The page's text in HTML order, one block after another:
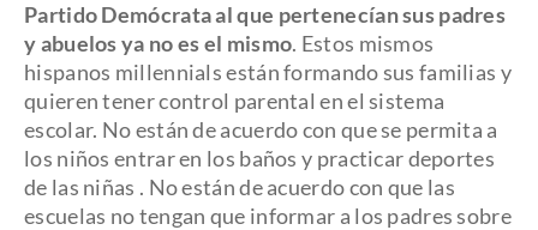
Partido Demócrata al que pertenecían sus padres
y abuelos ya no es el mismo. Estos mismos
hispanos millennials están formando sus familias y
quieren tener control parental en el sistema
escolar. No están de acuerdo con que se permita a
los niños entrar en los baños y practicar deportes
de las niñas . No están de acuerdo con que las
escuelas no tengan que informar a los padres sobre